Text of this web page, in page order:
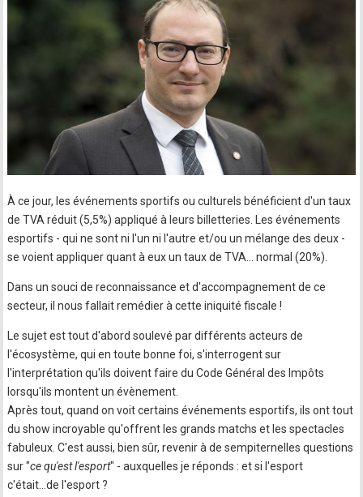
À ce jour, les événements sportifs ou culturels bénéficient d'un taux
de TVA réduit (5,5%) appliqué à leurs billetteries. Les événements
esportifs - qui ne sont ni l'un ni l'autre et/ou un mélange des deux -
se voient appliquer quant à eux un taux de TVA... normal (20%).
Dans un souci de reconnaissance et d'accompagnement de ce
secteur, il nous fallait remédier à cette iniquité fiscale !
Le sujet est tout d'abord soulevé par différents acteurs de
l'écosystème, qui en toute bonne foi, s'interrogent sur
l'interprétation qu'ils doivent faire du Code Général des Impôts
lorsqu'ils montent un évènement.
Après tout, quand on voit certains événements esportifs, ils ont tout
du show incroyable qu'offrent les grands matchs et les spectacles
fabuleux. C'est aussi, bien sûr, revenir à de sempiternelles questions
sur "ce qu'est l'esport" - auxquelles je réponds : et si l'esport
c'était...de l'esport ?